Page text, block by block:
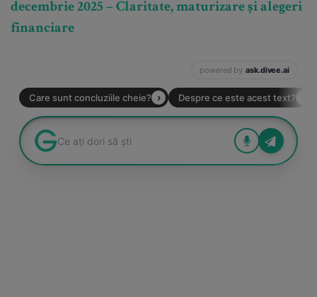
decembrie 2025 – Claritate, maturizare și alegeri
financiare